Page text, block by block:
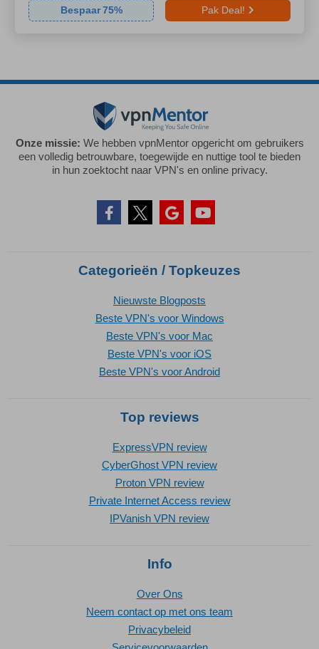
Bespaar 75% Pak Deal!
Onze missie: We hebben vpnMentor opgericht om gebruikers
een volledig betrouwbare, toegewijde en nuttige tool te bieden
in hun zoektocht naar VPN's en online privacy.
Categorieën / Topkeuzes
Nieuwste Blogposts
Beste VPN's voor Windows
Beste VPN's voor Mac
Beste VPN's voor iOS
Beste VPN's voor Android
Top reviews
ExpressVPN review
CyberGhost VPN review
Proton VPN review
Private Internet Access review
IPVanish VPN review
Info
Over Ons
Neem contact op met ons team
Privacybeleid